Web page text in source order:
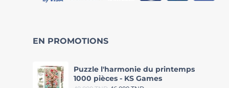
EN PROMOTIONS
Puzzle l'harmonie du printemps
1000 pièces - KS Games